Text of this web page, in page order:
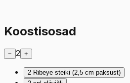
Koostisosad
− 2 +
2 Ribeye steiki (2,5 cm paksust)